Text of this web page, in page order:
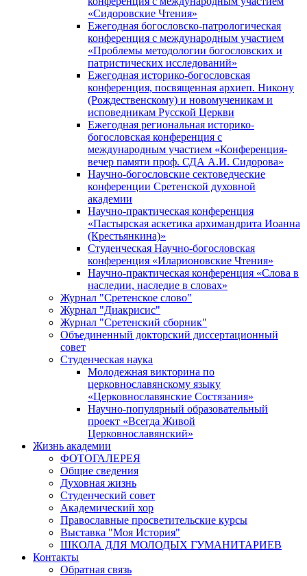
«Сидоровские Чтения»
Ежегодная богословско-патрологическая
конференция с международным участием
«Проблемы методологии богословских и
патристических исследований»
Ежегодная историко-богословская
конференция, посвященная архиеп. Никону
(Рождественскому) и новомученикам и
исповедникам Русской Церкви
Ежегодная региональная историко-
богословская конференция с
международным участием «Конференция-
вечер памяти проф. СДА А.И. Сидорова»
Научно-богословские сектоведческие
конференции Сретенской духовной
академии
Научно-практическая конференция
«Пастырская аскетика архимандрита Иоанна
(Крестьянкина)»
Студенческая Научно-богословская
конференция «Иларионовские Чтения»
Научно-практическая конференция «Cлова в
наследии, наследие в словах»
Журнал "Сретенское слово"
Журнал "Диакрисис"
Журнал "Сретенский сборник"
Объединенный докторский диссертационный
совет
Студенческая наука
Молодежная викторина по
церковнославянскому языку
«Церковнославянские Состязания»
Научно-популярный образовательный
проект «Всегда Живой
Церковнославянский»
Жизнь академии
ФОТОГАЛЕРЕЯ
Общие сведения
Духовная жизнь
Студенческий совет
Академический хор
Православные просветительские курсы
Выставка "Моя История"
ШКОЛА ДЛЯ МОЛОДЫХ ГУМАНИТАРИЕВ
Контакты
Обратная связь